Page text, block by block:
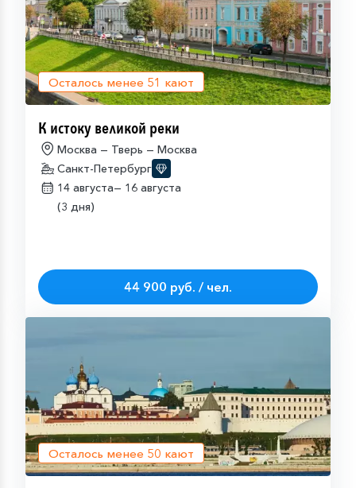
Осталось менее 51 кают
К истоку великой реки
Москва — Тверь — Москва
Санкт-Петербург
14 августа— 16 августа
(3 дня)
44 900 руб. / чел.
Осталось менее 50 кают